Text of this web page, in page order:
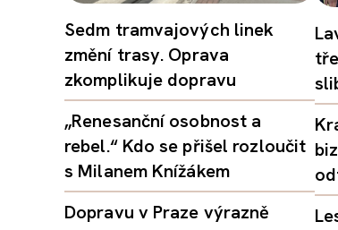
Sedm tramvajových linek
změní trasy. Oprava
zkomplikuje dopravu
„Renesanční osobnost a
rebel.“ Kdo se přišel rozloučit
s Milanem Knížákem
Dopravu v Praze výrazně